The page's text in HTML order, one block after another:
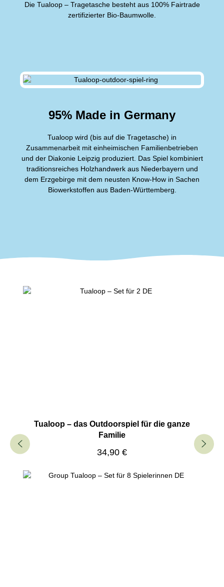
Die Tualoop – Tragetasche besteht aus 100% Fairtrade
zertifizierter Bio-Baumwolle.
95% Made in Germany
Tualoop wird (bis auf die Tragetasche) in
Zusammenarbeit mit einheimischen Familienbetrieben
und der Diakonie Leipzig produziert. Das Spiel kombiniert
traditionsreiches Holzhandwerk aus Niederbayern und
dem Erzgebirge mit dem neusten Know-How in Sachen
Biowerkstoffen aus Baden-Württemberg.
Produktgalerie überspringen
Tualoop – das Outdoorspiel für die ganze
Familie
Regulärer Preis:
34,90 €